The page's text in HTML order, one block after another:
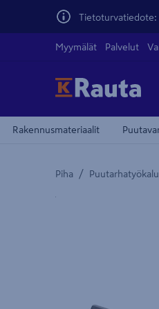
Tietoturvatiedote:
Myymälät Palvelut
Rakennusmateriaalit
Piha /
Yksityiskohtainen